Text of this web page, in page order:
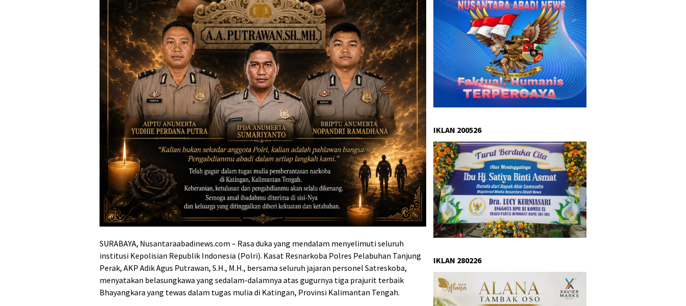
SURABAYA, Nusantaraabadinews.com – Rasa duka yang mendalam menyelimuti seluruh
institusi Kepolisian Republik Indonesia (Polri). Kasat Resnarkoba Polres Pelabuhan Tanjung
Perak, AKP Adik Agus Putrawan, S.H., M.H., bersama seluruh jajaran personel Satreskoba,
menyatakan belasungkawa yang sedalam-dalamnya atas gugurnya tiga prajurit terbaik
Bhayangkara yang tewas dalam tugas mulia di Katingan, Provinsi Kalimantan Tengah.
IKLAN 200526
IKLAN 280226